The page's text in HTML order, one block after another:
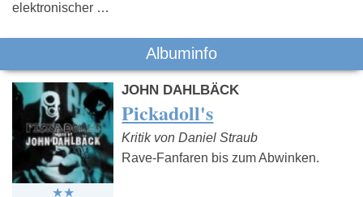
elektronischer …
Albuminfo
JOHN DAHLBÄCK
Pickadoll's
Kritik von Daniel Straub
Rave-Fanfaren bis zum Abwinken.